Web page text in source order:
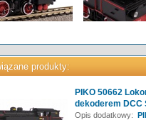
produkty:
PIKO 50662
dekoderem DCC
Opis dodatkowy: